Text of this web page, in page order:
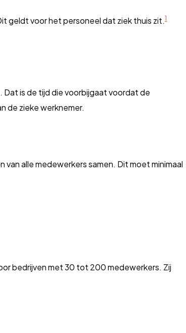
geldt voor het personeel dat ziek thuis zit.1
is de tijd die voorbijgaat voordat de
de zieke werknemer.
alle medewerkers samen. Dit moet minimaal
bedrijven met 30 tot 200 medewerkers. Zij